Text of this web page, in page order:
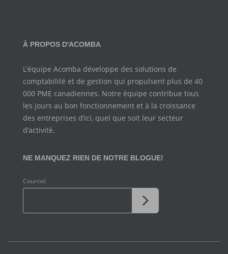
À PROPOS D'ACOMBA
L’équipe Acomba développe des solutions de
comptabilité et de gestion qui propulsent plus de 40
000 PME canadiennes. Notre équipe contribue tous
les jours au bon fonctionnement et à la croissance
des entreprises d’ici, quel que soit leur secteur
d’activité.
NE MANQUEZ RIEN DE NOTRE BLOGUE!
Courriel